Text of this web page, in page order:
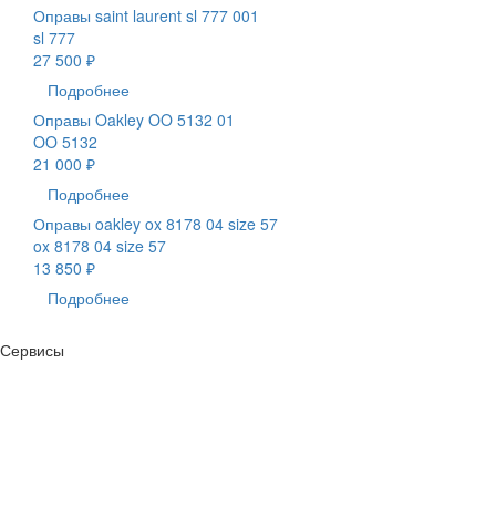
Оправы saint laurent sl 777 001
sl 777
27 500 ₽
Подробнее
Оправы Oakley OO 5132 01
OO 5132
21 000 ₽
Подробнее
Оправы oakley ox 8178 04 size 57
ox 8178 04 size 57
13 850 ₽
Подробнее
Сервисы